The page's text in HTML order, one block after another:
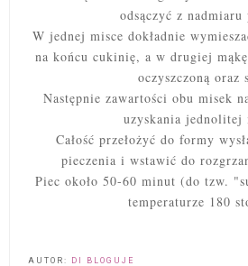
odsączyć z nadmiaru
W jednej misce dokładnie
na końcu cukinię, a w drugiej
oczyszczoną oraz
Następnie zawartości obu misek
uzyskania jednolitej
Całość przełożyć do formy
pieczenia i wstawić do
Piec około 50-60 minut (do tzw.
temperaturze 180
AUTOR: DI BLOGUJE